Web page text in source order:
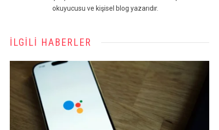
okuyucusu ve kişisel blog yazarıdır.
İLGILI HABERLER